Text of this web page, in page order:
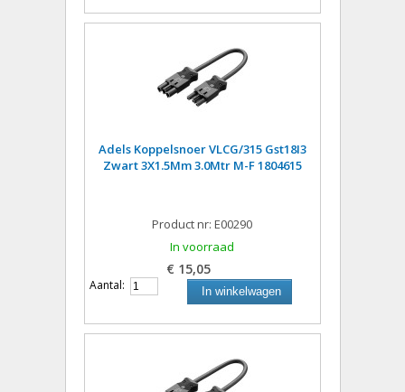
Adels Koppelsnoer VLCG/315 Gst18I3
Zwart 3X1.5Mm 3.0Mtr M-F 1804615
Product nr: E00290
In voorraad
€ 15,05
Aantal: In winkelwagen